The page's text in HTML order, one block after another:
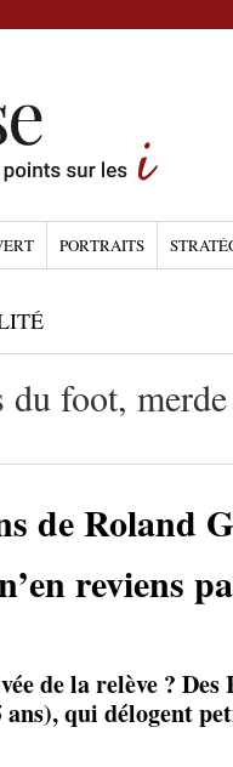
PORTRAITS
du foot,
de Roland
reviens
de la relève ?
ans), qui délogent